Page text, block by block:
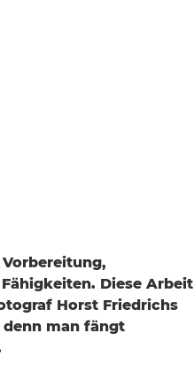
Diese Arbeit
Horst Friedrichs
man fängt